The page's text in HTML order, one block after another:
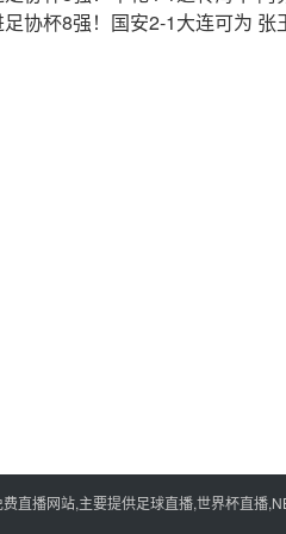
协杯8强！国安2-1大连可为
直播网站,主要提供足球直播,世界杯直播